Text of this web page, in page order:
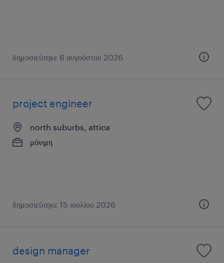
δημοσιεύτηκε 6 αυγούστου 2026
project engineer
north suburbs, attica
μόνιμη
δημοσιεύτηκε 15 ιουλίου 2026
design manager